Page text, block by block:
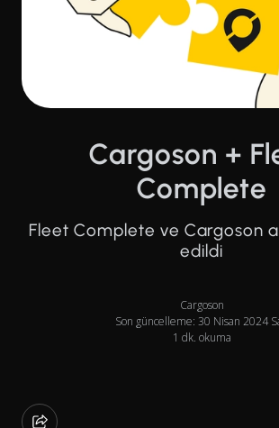
Cargoson +
Complete
Fleet Complete ve Cargoson
edildi
Cargoson
Son güncelleme: 30 Nisan 2024
1 dk. okuma